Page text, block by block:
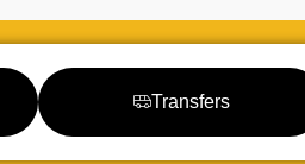
Transfers